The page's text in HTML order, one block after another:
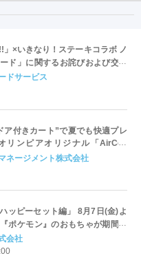
」×いきなり！ステーキコラボ ノ
ド」に関するお詫びおよび交換
ドサービス
ア付きカート”で夏でも快適プレ
ンピアオリジナル「AirCon
ト）」導入 | ＰＧＭ
ネージメント株式会社
ッピーセット編」 8月7日(金)よ
ポケモン』のおもちゃが期間限
会社